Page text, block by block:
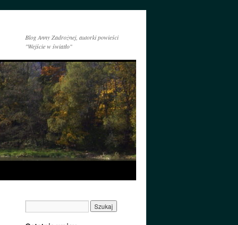
Blog Anny Zadrożnej, autorki powieści
"Wejście w światło"